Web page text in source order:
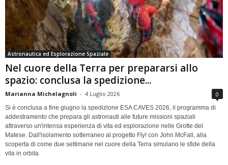
Astronautica ed Esplorazione Spaziale
Nel cuore della Terra per prepararsi allo
spazio: conclusa la spedizione...
Marianna Michelagnoli - 4 Luglio 2026 0
Si è conclusa a fine giugno la spedizione ESA CAVES 2026, il programma di
addestramento che prepara gli astronauti alle future missioni spaziali
attraverso un'intensa esperienza di vita ed esplorazione nelle Grotte del
Matese. Dall'isolamento sotterraneo al progetto Fly! con John McFall, alla
scoperta di come due settimane nel cuore della Terra simulano le sfide della
vita in orbita